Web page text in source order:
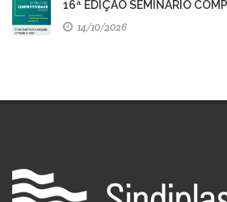
16ª EDIÇÃO SEMINÁRIO
14/10/2026